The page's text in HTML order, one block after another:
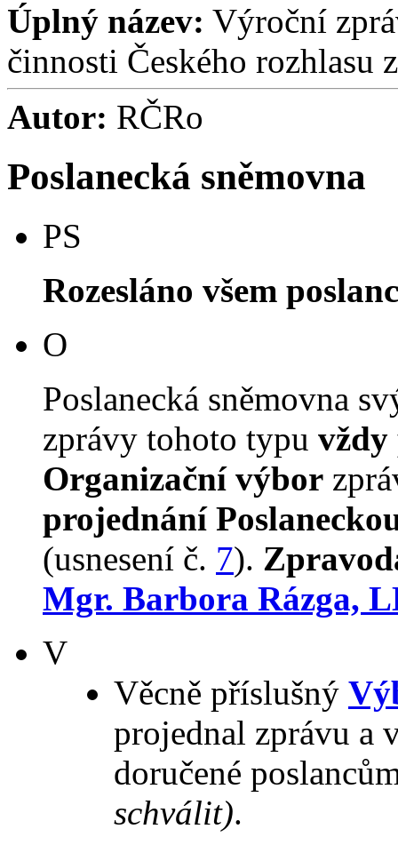
Úplný název: Výroční
činnosti Českého rozhlasu
Autor: RČRo
Poslanecká sněmovna
PS
Rozesláno všem
O
Poslanecká sněmovna
zprávy tohoto typu vždy
Organizační výbor
projednání
(usnesení č. 7).
Mgr. Barbora Rázga,
V
Věcně příslušný
projednal zprávu a
doručené
schválit).